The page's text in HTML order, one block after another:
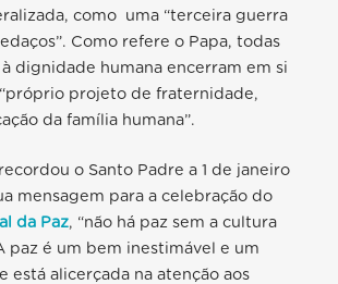
como uma “terceira guerra
Como refere o Papa, todas
dignidade humana encerram em si
projeto de fraternidade,
da família humana”.
o Santo Padre a 1 de janeiro
mensagem para a celebração do
da Paz, “não há paz sem a cultura
paz é um bem inestimável e um
está alicerçada na atenção aos